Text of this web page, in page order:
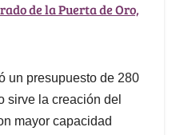
de la Puerta de Oro,
un presupuesto de 280
sirve la creación del
mayor capacidad